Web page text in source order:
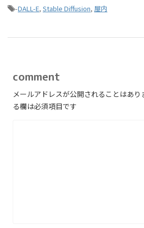
-DALL-E, Stable Diffusion, 屋内
comment
メールアドレスが公開されることはあり
る欄は必須項目です